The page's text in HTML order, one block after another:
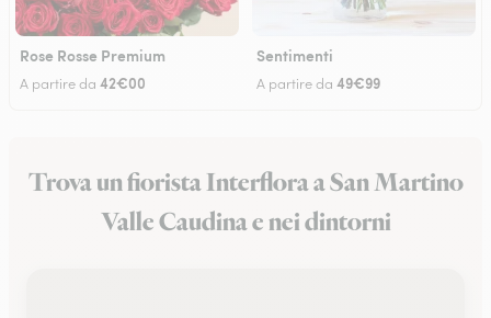
Rose Rosse Premium
A partire da 42€00
Sentimenti
A partire da 49€99
Trova un fiorista Interflora a San Martino
Valle Caudina e nei dintorni